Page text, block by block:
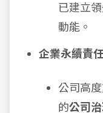
已建立
動能。
企業永續責
公司高
的公司